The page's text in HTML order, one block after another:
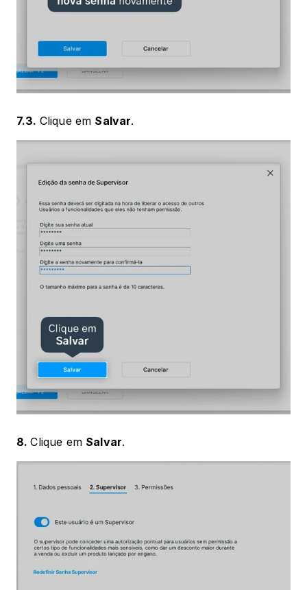
7.3. Clique em Salvar.
8. Clique em Salvar.